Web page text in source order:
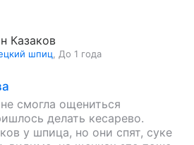
Казаков
шпиц До 1 года
смогла ощениться
делать кесарево.
у шпица, но они спят, суке